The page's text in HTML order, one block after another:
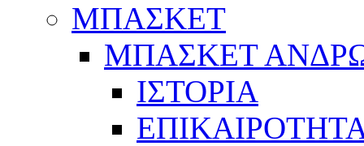
ΜΠΑΣΚΕΤ
ΜΠΑΣΚΕΤ
ΙΣΤΟΡΙΑ